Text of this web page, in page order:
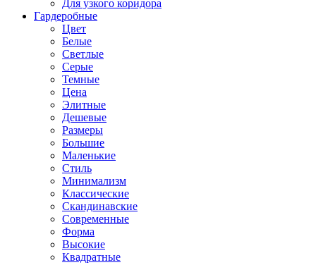
Для узкого коридора
Гардеробные
Цвет
Белые
Светлые
Серые
Темные
Цена
Элитные
Дешевые
Размеры
Большие
Маленькие
Стиль
Минимализм
Классические
Скандинавские
Современные
Форма
Высокие
Квадратные